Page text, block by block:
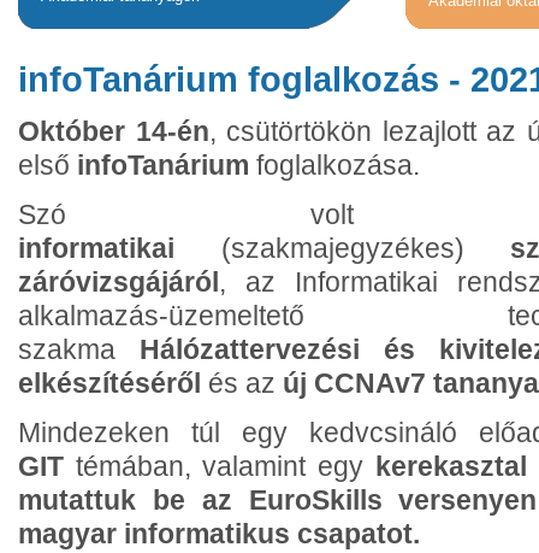
infoTanárium foglalkozás -
Október 14-én, csütörtökön lezajlott az
első infoTanárium foglalkozása.
Szó volt
informatikai (szakmajegyzékes)
záróvizsgájáról, az Informatikai
alkalmazás-üzemeltető
szakma Hálózattervezési és
elkészítéséről és az új CCNAv7
Mindezeken túl egy kedvcsináló
GIT témában, valamint egy
mutattuk be az EuroSkills
magyar informatikus csapatot.